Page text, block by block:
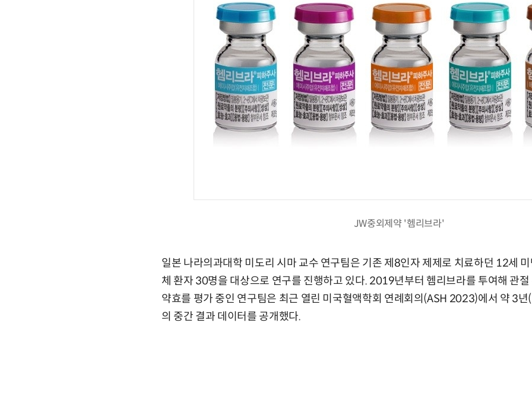
JW중외제약 '헴리브라'
일본 나라의과대학 미도리 시마 교수 연구팀은 기존 제8인자 제제로 치료하던 12세
체 환자 30명을 대상으로 연구를 진행하고 있다. 2019년부터 헴리브라를 투여해 관
약효를 평가 중인 연구팀은 최근 열린 미국혈액학회 연례회의(ASH 2023)에서 약 3
의 중간 결과 데이터를 공개했다.